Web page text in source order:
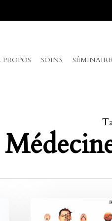
PROPOS SOINS
lombalgie